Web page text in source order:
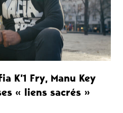
K’1 Fry, Manu Key
« liens sacrés »